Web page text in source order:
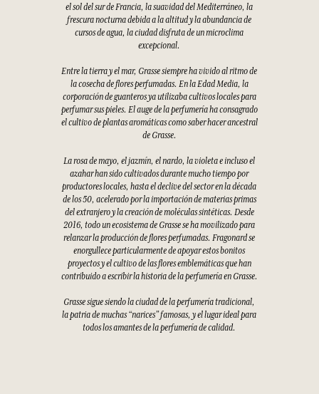
el sol del sur de Francia, la suavidad del Mediterráneo, la
frescura nocturna debida a la altitud y la abundancia de
cursos de agua, la ciudad disfruta de un microclima
excepcional.
Entre la tierra y el mar, Grasse siempre ha vivido al ritmo de
la cosecha de flores perfumadas. En la Edad Media, la
corporación de guanteros ya utilizaba cultivos locales para
perfumar sus pieles. El auge de la perfumería ha consagrado
el cultivo de plantas aromáticas como saber hacer ancestral
de Grasse.
La rosa de mayo, el jazmín, el nardo, la violeta e incluso el
azahar han sido cultivados durante mucho tiempo por
productores locales, hasta el declive del sector en la década
de los 50, acelerado por la importación de materias primas
del extranjero y la creación de moléculas sintéticas. Desde
2016, todo un ecosistema de Grasse se ha movilizado para
relanzar la producción de flores perfumadas. Fragonard se
enorgullece particularmente de apoyar estos bonitos
proyectos y el cultivo de las flores emblemáticas que han
contribuido a escribir la historia de la perfumería en Grasse.
Grasse sigue siendo la ciudad de la perfumería tradicional,
la patria de muchas “narices” famosas, y el lugar ideal para
todos los amantes de la perfumería de calidad.